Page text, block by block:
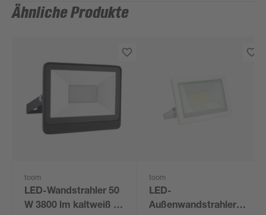
Ähnliche Produkte
toom
LED-Wandstrahler 50
W 3800 lm kaltweiß IP
toom
LED-
Außenwandstrahler